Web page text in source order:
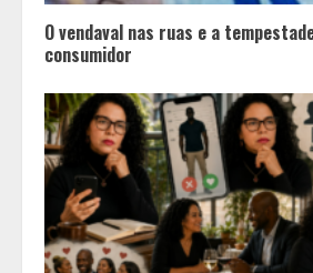
O vendaval nas ruas e a
consumidor
Em ato pelo fim
Cristo Redentor
laranja